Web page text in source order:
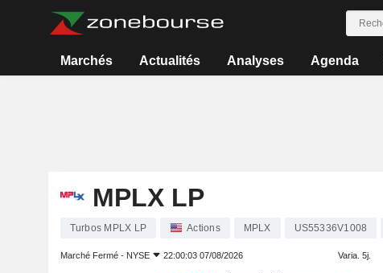
Marchés Actualités Analyses Agenda
MPLX LP
Turbos MPLX LP Actions MPLX US55336V1008
Marché Fermé - NYSE 22:00:03 07/08/2026 Varia. 5j.